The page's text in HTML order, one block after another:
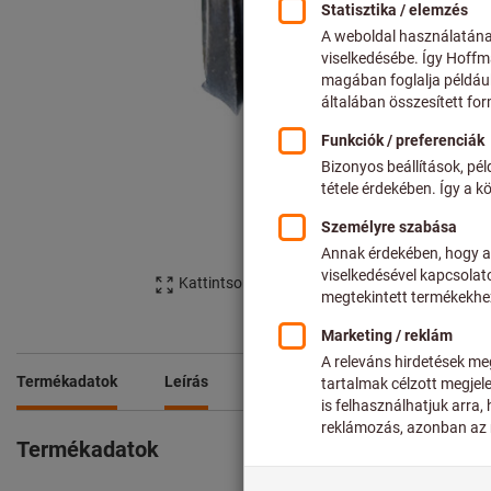
Kattintson a kép nagyításához
Termékadatok Leírás
Termékadatok